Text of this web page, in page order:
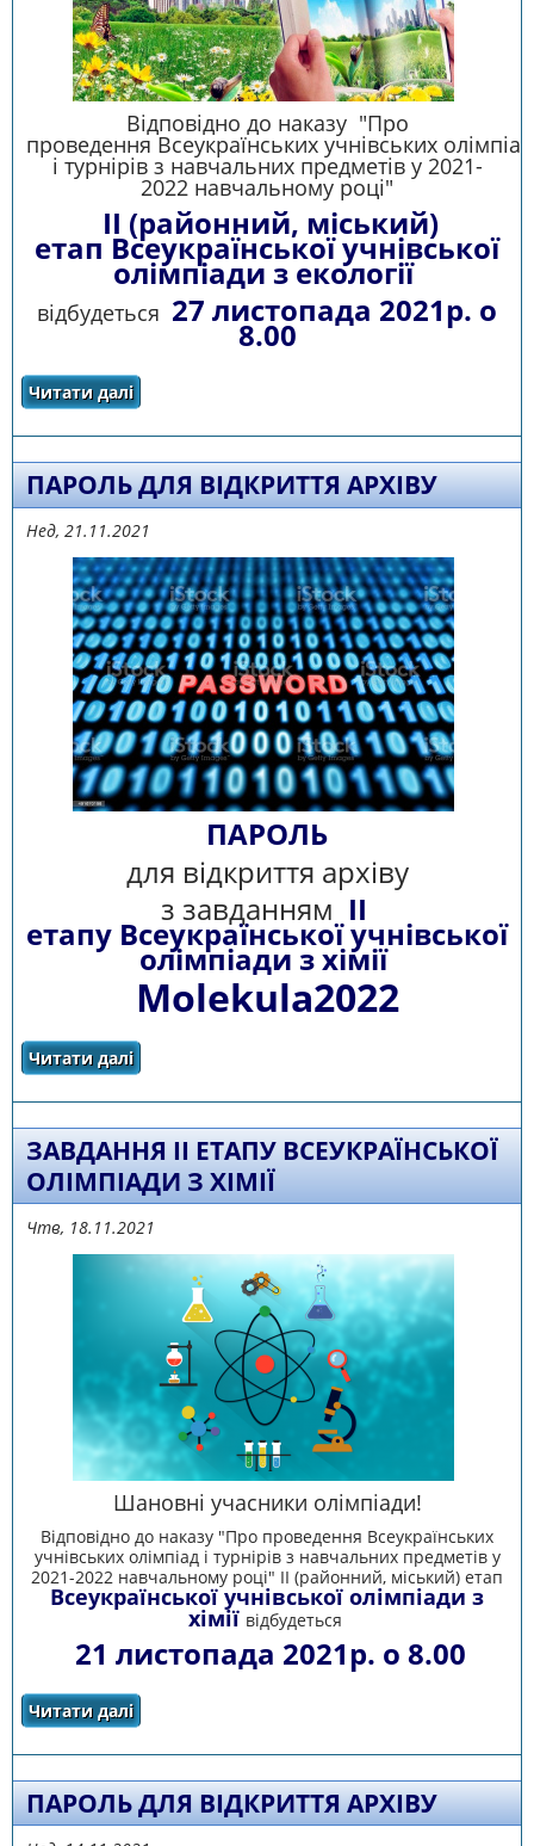
Відповідно до наказу "Про
проведення Всеукраїнських учнівських олімпіад
і турнірів з навчальних предметів у 2021-
2022 навчальному році"
ІІ (районний, міський)
етап Всеукраїнської учнівської
олімпіади з екології
відбудеться 27 листопада 2021р. о
8.00
Читати далі
ПАРОЛЬ ДЛЯ ВІДКРИТТЯ АРХІВУ
Нед, 21.11.2021
ПАРОЛЬ
для відкриття архіву
з завданням ІІ
етапу Всеукраїнської учнівської
олімпіади з хімії
Molekula2022
Читати даліпро ПАРОЛЬ ДЛЯ ВІДКРИТТЯ АРХІВУ
ЗАВДАННЯ ІІ ЕТАПУ ВСЕУКРАЇНСЬКОЇ
ОЛІМПІАДИ З ХІМІЇ
Чтв, 18.11.2021
Шановні учасники олімпіади!
Відповідно до наказу "Про проведення Всеукраїнських
учнівських олімпіад і турнірів з навчальних предметів у
2021-2022 навчальному році" ІІ (районний, міський) етап
Всеукраїнської учнівської олімпіади з
хімії відбудеться
21 листопада 2021р. о 8.00
Читати далі
ПАРОЛЬ ДЛЯ ВІДКРИТТЯ АРХІВУ